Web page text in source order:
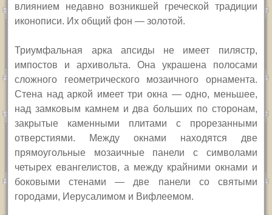
влиянием недавно возникшей греческой традиции
иконописи. Их общий фон — золотой.
Триумфальная арка апсиды не имеет пилястр,
импостов и архивольта. Она украшена полосами
сложного геометрического мозаичного орнамента.
Стена над аркой имеет три окна — одно, меньшее,
над замковым камнем и два больших по сторонам,
закрытые каменными плитами с прорезанными
отверстиями. Между окнами находятся две
прямоугольные мозаичные панели с символами
четырех евангелистов, а между крайними окнами и
боковыми стенами — две панели со святыми
городами, Иерусалимом и Вифлеемом.